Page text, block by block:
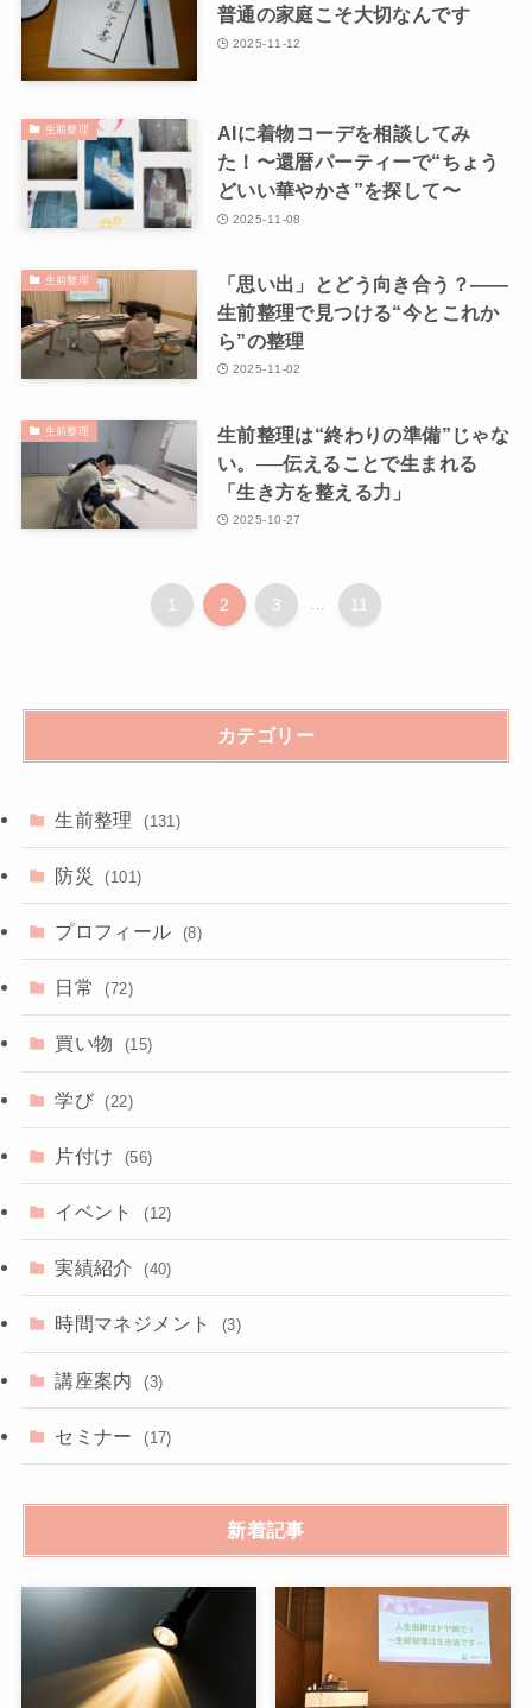
普通の家庭こそ大切なんです
2025-11-12
生前整理
AIに着物コーデを相談してみ
た！〜還暦パーティーで“ちょう
どいい華やかさ”を探して〜
2025-11-08
生前整理
「思い出」とどう向き合う？――
生前整理で見つける“今とこれか
ら”の整理
2025-11-02
生前整理
生前整理は“終わりの準備”じゃな
い。──伝えることで生まれる
「生き方を整える力」
2025-10-27
1 2 3 ... 11
カテゴリー
生前整理 (131)
防災 (101)
プロフィール (8)
日常 (72)
買い物 (15)
学び (22)
片付け (56)
イベント (12)
実績紹介 (40)
時間マネジメント (3)
講座案内 (3)
セミナー (17)
新着記事